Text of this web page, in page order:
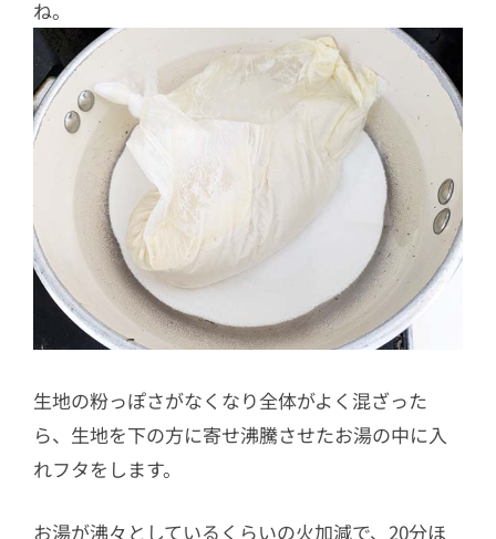
ね。
生地の粉っぽさがなくなり全体がよく混ざった
ら、生地を下の方に寄せ沸騰させたお湯の中に入
れフタをします。
お湯が沸々としているくらいの火加減で、20分ほ